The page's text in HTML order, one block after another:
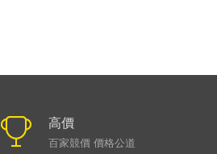
高價
百家競價 價格公道